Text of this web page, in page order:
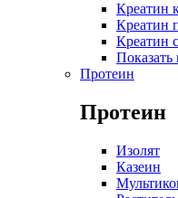
Креатин
Креатин
Креатин
Показать
Протеин
Протеин
Изолят
Казеин